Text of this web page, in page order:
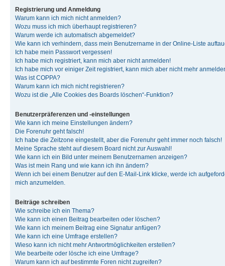
Registrierung und Anmeldung
Warum kann ich mich nicht anmelden?
Wozu muss ich mich überhaupt registrieren?
Warum werde ich automatisch abgemeldet?
Wie kann ich verhindern, dass mein Benutzername in der Online-Liste
Ich habe mein Passwort vergessen!
Ich habe mich registriert, kann mich aber nicht anmelden!
Ich habe mich vor einiger Zeit registriert, kann mich aber nicht mehr
Was ist COPPA?
Warum kann ich mich nicht registrieren?
Wozu ist die „Alle Cookies des Boards löschen“-Funktion?
Benutzerpräferenzen und -einstellungen
Wie kann ich meine Einstellungen ändern?
Die Forenuhr geht falsch!
Ich habe die Zeitzone eingestellt, aber die Forenuhr geht immer noch falsch!
Meine Sprache steht auf diesem Board nicht zur Auswahl!
Wie kann ich ein Bild unter meinem Benutzernamen anzeigen?
Was ist mein Rang und wie kann ich ihn ändern?
Wenn ich bei einem Benutzer auf den E-Mail-Link klicke, werde ich
mich anzumelden.
Beiträge schreiben
Wie schreibe ich ein Thema?
Wie kann ich einen Beitrag bearbeiten oder löschen?
Wie kann ich meinem Beitrag eine Signatur anfügen?
Wie kann ich eine Umfrage erstellen?
Wieso kann ich nicht mehr Antwortmöglichkeiten erstellen?
Wie bearbeite oder lösche ich eine Umfrage?
Warum kann ich auf bestimmte Foren nicht zugreifen?